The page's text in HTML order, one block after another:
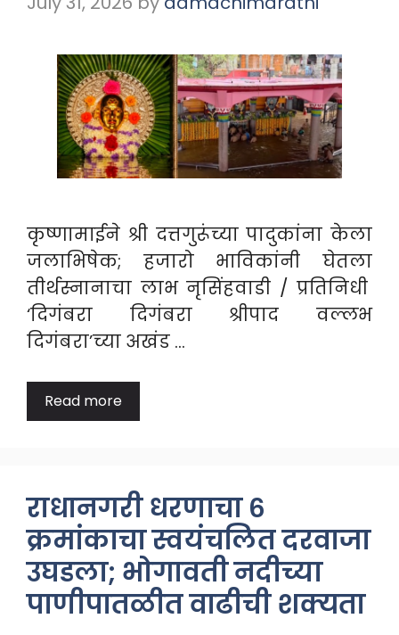
कृष्णामाईने श्री दत्तगुरूंच्या पादुकांना केला
जलाभिषेक; हजारो भाविकांनी घेतला
तीर्थस्नानाचा लाभ नृसिंहवाडी / प्रतिनिधी
‘दिगंबरा दिगंबरा श्रीपाद वल्लभ
दिगंबरा’च्या अखंड …
Read more
राधानगरी धरणाचा ६
क्रमांकाचा स्वयंचलित दरवाजा
उघडला; भोगावती नदीच्या
पाणीपातळीत वाढीची शक्यता